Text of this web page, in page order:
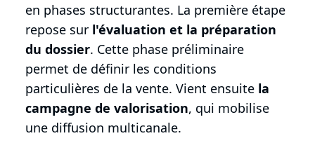
en phases structurantes. La première étape
repose sur l'évaluation et la préparation
du dossier. Cette phase préliminaire
permet de définir les conditions
particulières de la vente. Vient ensuite la
campagne de valorisation, qui mobilise
une diffusion multicanale.